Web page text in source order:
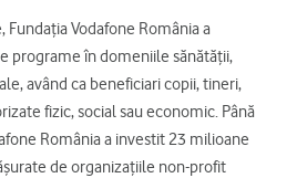
Vodafone România a
programe în domeniile sănătăţii,
având ca beneficiari copii, tineri,
fizic, social sau economic. Până
România a investit 23 milioane
de organizaţiile non-profit